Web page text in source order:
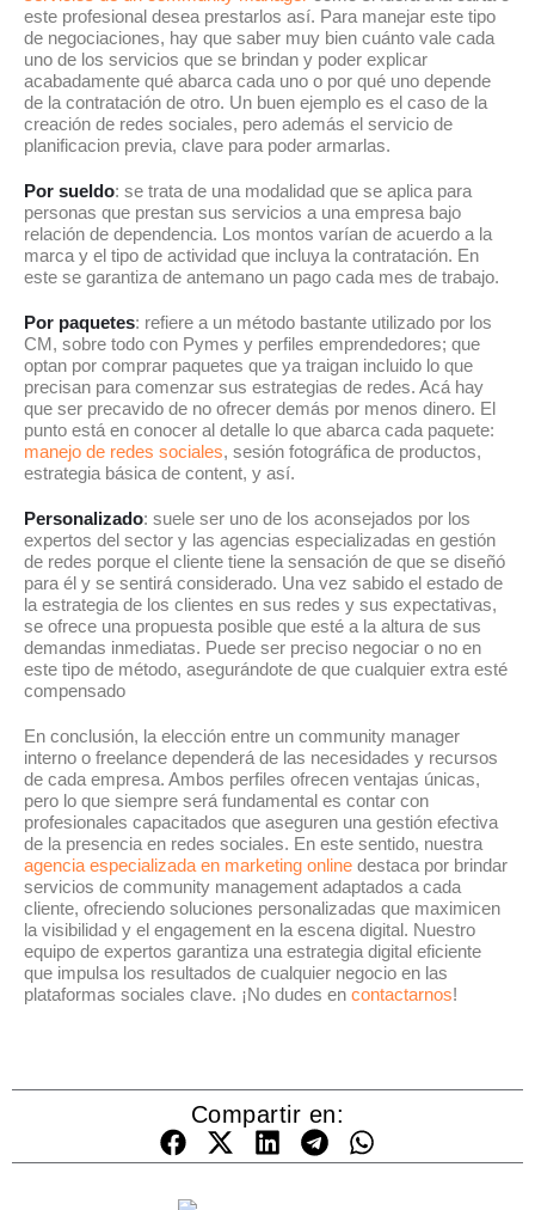
este profesional desea prestarlos así. Para manejar este tipo
de negociaciones, hay que saber muy bien cuánto vale cada
uno de los servicios que se brindan y poder explicar
acabadamente qué abarca cada uno o por qué uno depende
de la contratación de otro. Un buen ejemplo es el caso de la
creación de redes sociales, pero además el servicio de
planificacion previa, clave para poder armarlas.
Por sueldo: se trata de una modalidad que se aplica para
personas que prestan sus servicios a una empresa bajo
relación de dependencia. Los montos varían de acuerdo a la
marca y el tipo de actividad que incluya la contratación. En
este se garantiza de antemano un pago cada mes de trabajo.
Por paquetes: refiere a un método bastante utilizado por los
CM, sobre todo con Pymes y perfiles emprendedores; que
optan por comprar paquetes que ya traigan incluido lo que
precisan para comenzar sus estrategias de redes. Acá hay
que ser precavido de no ofrecer demás por menos dinero. El
punto está en conocer al detalle lo que abarca cada paquete:
manejo de redes sociales, sesión fotográfica de productos,
estrategia básica de content, y así.
Personalizado: suele ser uno de los aconsejados por los
expertos del sector y las agencias especializadas en gestión
de redes porque el cliente tiene la sensación de que se diseñó
para él y se sentirá considerado. Una vez sabido el estado de
la estrategia de los clientes en sus redes y sus expectativas,
se ofrece una propuesta posible que esté a la altura de sus
demandas inmediatas. Puede ser preciso negociar o no en
este tipo de método, asegurándote de que cualquier extra esté
compensado
En conclusión, la elección entre un community manager
interno o freelance dependerá de las necesidades y recursos
de cada empresa. Ambos perfiles ofrecen ventajas únicas,
pero lo que siempre será fundamental es contar con
profesionales capacitados que aseguren una gestión efectiva
de la presencia en redes sociales. En este sentido, nuestra
agencia especializada en marketing online destaca por brindar
servicios de community management adaptados a cada
cliente, ofreciendo soluciones personalizadas que maximicen
la visibilidad y el engagement en la escena digital. Nuestro
equipo de expertos garantiza una estrategia digital eficiente
que impulsa los resultados de cualquier negocio en las
plataformas sociales clave. ¡No dudes en contactarnos!
Compartir en: